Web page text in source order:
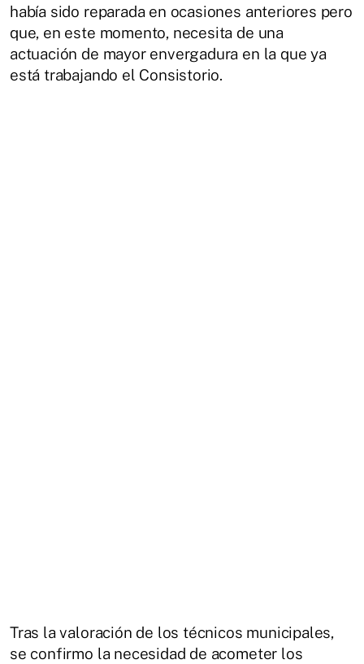
había sido reparada en ocasiones anteriores pero
que, en este momento, necesita de una
actuación de mayor envergadura en la que ya
está trabajando el Consistorio.
Tras la valoración de los técnicos municipales,
se confirmo la necesidad de acometer los